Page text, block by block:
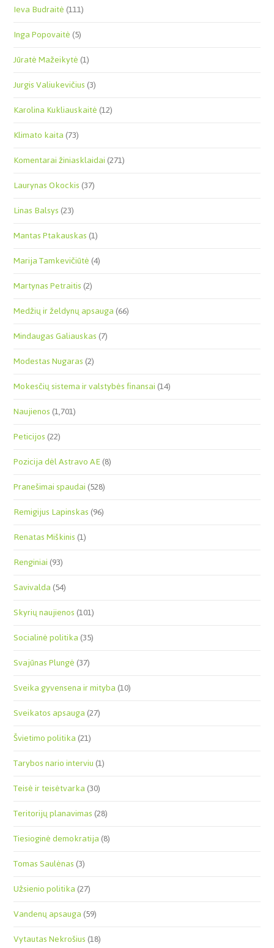
Ieva Budraitė(111)
Inga Popovaitė(5)
Jūratė Mažeikytė(1)
Jurgis Valiukevičius(3)
Karolina Kukliauskaitė(12)
Klimato kaita(73)
Komentarai žiniasklaidai(271)
Laurynas Okockis(37)
Linas Balsys(23)
Mantas Ptakauskas(1)
Marija Tamkevičiūtė(4)
Martynas Petraitis(2)
Medžių ir želdynų apsauga(66)
Mindaugas Galiauskas(7)
Modestas Nugaras(2)
Mokesčių sistema ir valstybės finansai(14)
Naujienos(1,701)
Peticijos(22)
Pozicija dėl Astravo AE(8)
Pranešimai spaudai(528)
Remigijus Lapinskas(96)
Renatas Miškinis(1)
Renginiai(93)
Savivalda(54)
Skyrių naujienos(101)
Socialinė politika(35)
Svajūnas Plungė(37)
Sveika gyvensena ir mityba(10)
Sveikatos apsauga(27)
Švietimo politika(21)
Tarybos nario interviu(1)
Teisė ir teisėtvarka(30)
Teritorijų planavimas(28)
Tiesioginė demokratija(8)
Tomas Saulėnas(3)
Užsienio politika(27)
Vandenų apsauga(59)
Vytautas Nekrošius(18)